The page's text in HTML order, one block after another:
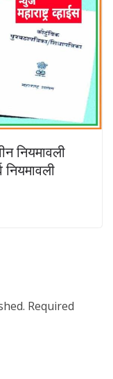
नियमावली
Required